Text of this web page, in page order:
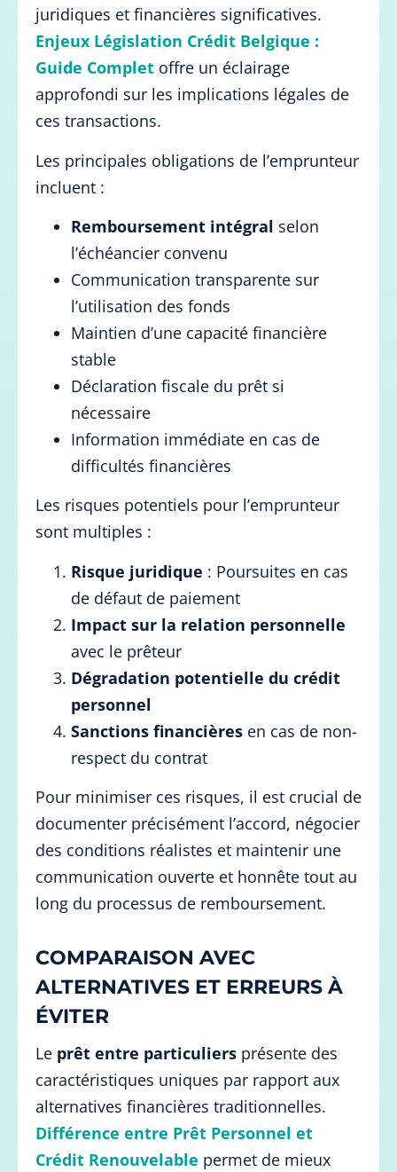
juridiques et financières significatives.
Enjeux Législation Crédit Belgique :
Guide Complet offre un éclairage
approfondi sur les implications légales de
ces transactions.
Les principales obligations de l’emprunteur
incluent :
Remboursement intégral selon
l’échéancier convenu
Communication transparente sur
l’utilisation des fonds
Maintien d’une capacité financière
stable
Déclaration fiscale du prêt si
nécessaire
Information immédiate en cas de
difficultés financières
Les risques potentiels pour l’emprunteur
sont multiples :
Risque juridique : Poursuites en cas
de défaut de paiement
Impact sur la relation personnelle
avec le prêteur
Dégradation potentielle du crédit
personnel
Sanctions financières en cas de non-
respect du contrat
Pour minimiser ces risques, il est crucial de
documenter précisément l’accord, négocier
des conditions réalistes et maintenir une
communication ouverte et honnête tout au
long du processus de remboursement.
COMPARAISON AVEC
ALTERNATIVES ET ERREURS À
ÉVITER
Le prêt entre particuliers présente des
caractéristiques uniques par rapport aux
alternatives financières traditionnelles.
Différence entre Prêt Personnel et
Crédit Renouvelable permet de mieux